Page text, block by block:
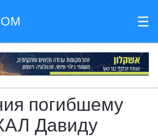
III
погибшему
Давиду